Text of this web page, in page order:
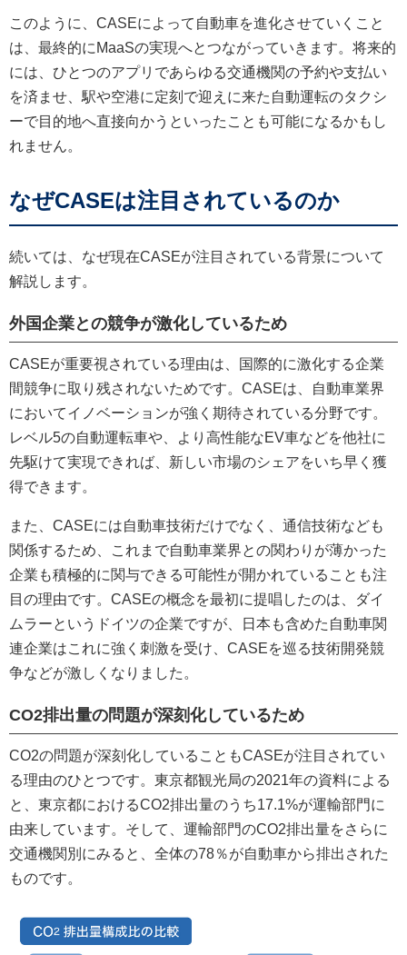
このように、CASEによって自動車を進化させていくこと
は、最終的にMaaSの実現へとつながっていきます。将来的
には、ひとつのアプリであらゆる交通機関の予約や支払い
を済ませ、駅や空港に定刻で迎えに来た自動運転のタクシ
ーで目的地へ直接向かうといったことも可能になるかもし
れません。
なぜCASEは注目されているのか
続いては、なぜ現在CASEが注目されている背景について
解説します。
外国企業との競争が激化しているため
CASEが重要視されている理由は、国際的に激化する企業
間競争に取り残されないためです。CASEは、自動車業界
においてイノベーションが強く期待されている分野です。
レベル5の自動運転車や、より高性能なEV車などを他社に
先駆けて実現できれば、新しい市場のシェアをいち早く獲
得できます。
また、CASEには自動車技術だけでなく、通信技術なども
関係するため、これまで自動車業界との関わりが薄かった
企業も積極的に関与できる可能性が開かれていることも注
目の理由です。CASEの概念を最初に提唱したのは、ダイ
ムラーというドイツの企業ですが、日本も含めた自動車関
連企業はこれに強く刺激を受け、CASEを巡る技術開発競
争などが激しくなりました。
CO2排出量の問題が深刻化しているため
CO2の問題が深刻化していることもCASEが注目されてい
る理由のひとつです。東京都観光局の2021年の資料による
と、東京都におけるCO2排出量のうち17.1%が運輸部門に
由来しています。そして、運輸部門のCO2排出量をさらに
交通機関別にみると、全体の78％が自動車から排出された
ものです。